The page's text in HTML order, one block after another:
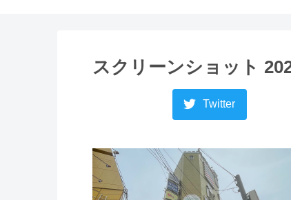
スクリーンショット
Twitter